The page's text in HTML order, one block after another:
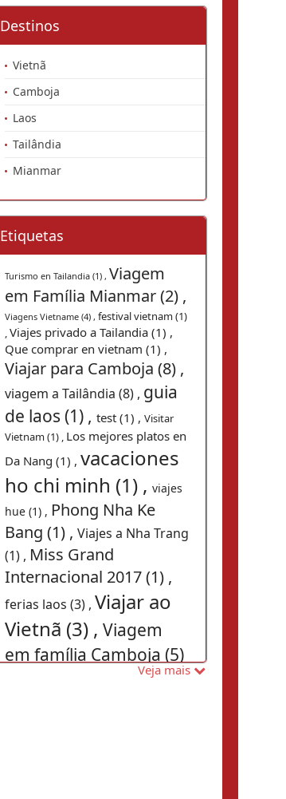
Destinos
Vietnã
Camboja
Laos
Tailândia
Mianmar
Etiquetas
Turismo en Tailandia (1) , Viagem
em Família Mianmar (2) ,
Viagens Vietname (4) , festival vietnam (1)
,Viajes privado a Tailandia (1) ,
Que comprar en vietnam (1) ,
Viajar para Camboja (8) ,
viagem a Tailândia (8) , guia
de laos (1) , test (1) , Visitar
Vietnam (1) , Los mejores platos en
Da Nang (1) , vacaciones
ho chi minh (1) , viajes
hue (1) , Phong Nha Ke
Bang (1) , Viajes a Nha Trang
(1) , Miss Grand
Internacional 2017 (1) ,
ferias laos (3) , Viajar ao
Vietnã (3) , Viagem
em família Camboja (5)
Viajes
Veja mais